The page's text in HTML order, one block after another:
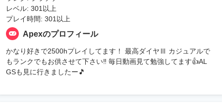
レベル: 301以上
プレイ時間: 301以上
Apexのプロフィール
かなり好きで2500hプレイしてます！ 最高ダイヤⅢ カジュアルで
もランクでもお供させて下さい‼️ 毎日動画見て勉強してます👍AL
GSも見に行きましたー🎵